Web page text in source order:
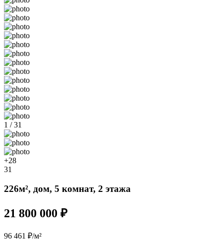
1 / 31
+28
31
226м², дом, 5 комнат, 2 этажа
21 800 000 ₽
96 461 ₽/м²